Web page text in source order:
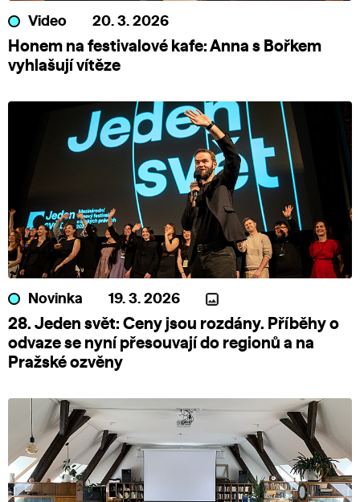
Video 20. 3. 2026
Honem na festivalové kafe: Anna s Bořkem
vyhlašují vítěze
Novinka 19. 3. 2026
28. Jeden svět: Ceny jsou rozdány. Příběhy o
odvaze se nyní přesouvají do regionů a na
Pražské ozvěny